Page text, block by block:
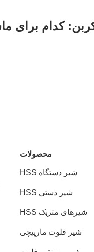
محصولات
شیر دستگاه HSS
شیر دستی HSS
شیرهای متریک HSS
شیر فلوت مارپیچی